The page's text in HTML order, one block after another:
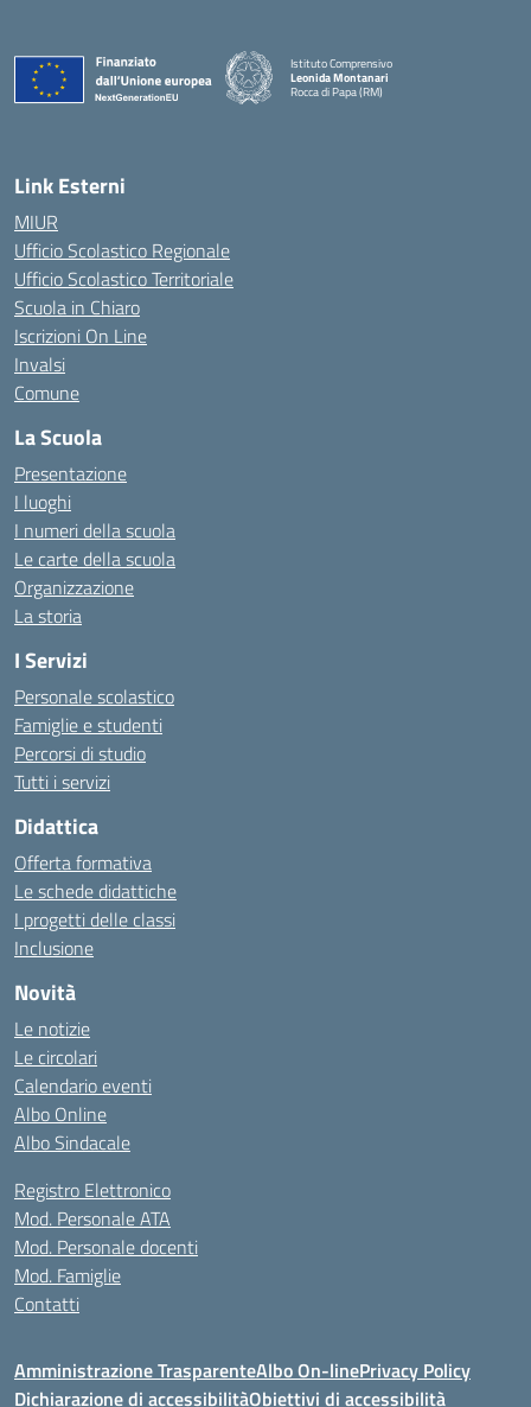
Istituto Comprensivo
Leonida Montanari
Rocca di Papa (RM)
— Visita la pagina iniziale della scuola
Link Esterni
MIUR
Ufficio Scolastico Regionale
Ufficio Scolastico Territoriale
Scuola in Chiaro
Iscrizioni On Line
Invalsi
Comune
La Scuola
Presentazione
I luoghi
I numeri della scuola
Le carte della scuola
Organizzazione
La storia
I Servizi
Personale scolastico
Famiglie e studenti
Percorsi di studio
Tutti i servizi
Didattica
Offerta formativa
Le schede didattiche
I progetti delle classi
Inclusione
Novità
Le notizie
Le circolari
Calendario eventi
Albo Online
Albo Sindacale
Registro Elettronico
Mod. Personale ATA
Mod. Personale docenti
Mod. Famiglie
Contatti
Amministrazione TrasparenteAlbo On-linePrivacy Policy
Dichiarazione di accessibilitàObiettivi di accessibilità